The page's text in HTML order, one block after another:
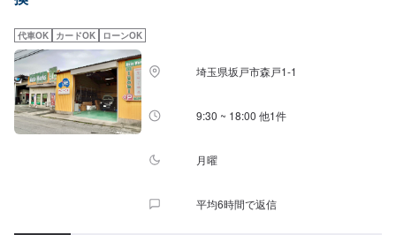
代車OK カードOK ローンOK
埼玉県坂戸市森戸1-1
9:30 ~ 18:00 他1件
月曜
平均6時間で返信